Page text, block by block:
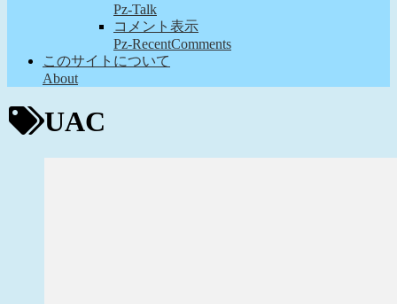
Pz-Talk
コメント表示
Pz-RecentComments
このサイトについて
About
UAC